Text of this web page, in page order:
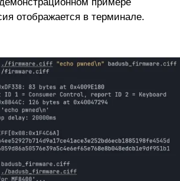
отображается в терминале.